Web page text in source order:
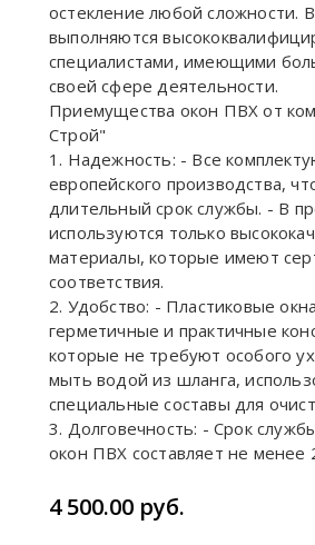
остекление любой сложности.
выполняются
специалистами, имеющими
своей сфере деятельности.
Приемущества окон ПВХ от
Строй"
1. Надежность: - Все
европейского производства,
длительный срок службы. - В
используются только
материалы, которые имеют
соответствия.
2. Удобство: - Пластиковые
герметичные и практичные
которые не требуют особого
мыть водой из шланга,
специальные составы для
3. Долговечность: - Срок
окон ПВХ составляет не менее
4 500.00 руб.